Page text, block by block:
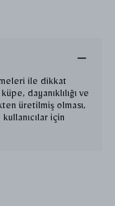
ile dikkat
dayanıklılığı ve
üretilmiş olması,
için